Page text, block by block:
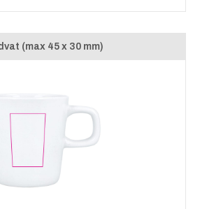
(max 45 x 30 mm)